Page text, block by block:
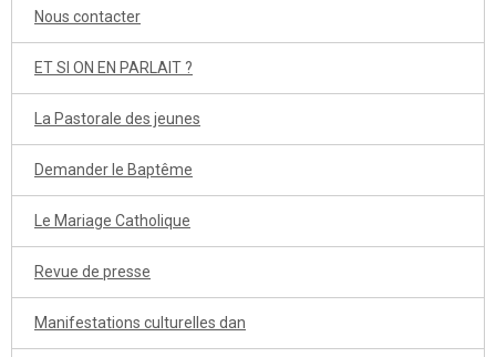
Nous contacter
ET SI ON EN PARLAIT ?
La Pastorale des jeunes
Demander le Baptême
Le Mariage Catholique
Revue de presse
Manifestations culturelles dan